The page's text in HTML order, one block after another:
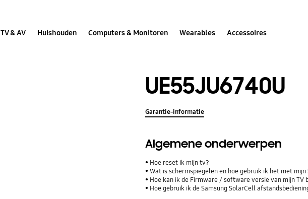
TV & AV Huishouden Computers & Monitoren Wearables Accessoires
UE55JU6740U
Garantie-informatie
Algemene onderwerpen
Hoe reset ik mijn tv?
Wat is schermspiegelen en hoe gebruik ik het met mijn
Hoe kan ik de Firmware / software versie van mijn
Hoe gebruik ik de Samsung SolarCell